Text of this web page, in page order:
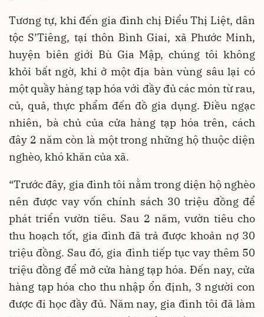
Tương tự, khi đến gia đình chị Điểu Thị Liệt, dân
tộc S’Tiêng, tại thôn Bình Giai, xã Phước Minh,
huyện biên giới Bù Gia Mập, chúng tôi không
khỏi bất ngờ, khi ở một địa bàn vùng sâu lại có
một quầy hàng tạp hóa với đầy đủ các món từ rau,
củ, quả, thực phẩm đến đồ gia dụng. Điều ngạc
nhiên, bà chủ của cửa hàng tạp hóa trên, cách
đây 2 năm còn là một trong những hộ thuộc diện
nghèo, khó khăn của xã.
“Trước đây, gia đình tôi nằm trong diện hộ nghèo
nên được vay vốn chính sách 30 triệu đồng để
phát triển vườn tiêu. Sau 2 năm, vườn tiêu cho
thu hoạch tốt, gia đình đã trả được khoản nợ 30
triệu đồng. Sau đó, gia đình tiếp tục vay thêm 50
triệu đồng để mở cửa hàng tạp hóa. Đến nay, cửa
hàng tạp hóa cho thu nhập ổn định, 3 người con
được đi học đầy đủ. Năm nay, gia đình tôi đã làm